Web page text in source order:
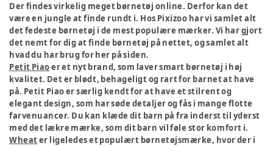
Der findes virkelig meget børnetøj online. Derfor kan det
være en jungle at finde rundt i. Hos Pixizoo har vi samlet alt
det fedeste børnetøj i de mest populære mærker. Vi har gjort
det nemt for dig at finde børnetøj på nettet, og samlet alt
hvad du har brug for her på siden.
Petit Piaoer et nyt brand, som laver smart børnetøj i høj
kvalitet. Det er blødt, behageligt og rart for barnet at have
på. Petit Piao er særlig kendt for at have et stilrent og
elegant design, som har søde detaljer og fås i mange flotte
farvenuancer. Du kan klæde dit barn på fra inderst til yderst
med det lækre mærke, som dit barn vil føle stor komfort i.
Wheater ligeledes et populært børnetøjsmærke, hvor der i